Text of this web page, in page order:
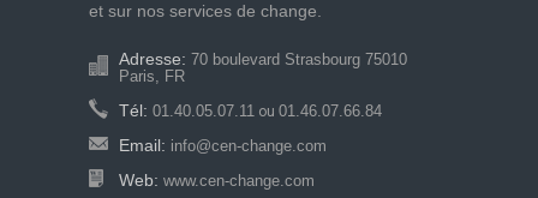
et sur nos services de change.
Adresse: 70 boulevard Strasbourg 75010
Paris, FR
Tél: 01.40.05.07.11 ou 01.46.07.66.84
Email: info@cen-change.com
Web: www.cen-change.com